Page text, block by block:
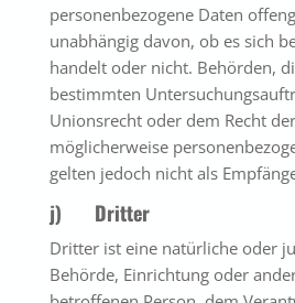
personenbezogene Daten
unabhängig davon, ob es sich
handelt oder nicht. Behörden,
bestimmten
Unionsrecht oder dem Recht
möglicherweise
gelten jedoch nicht als
j) Dritter
Dritter ist eine natürliche oder
Behörde, Einrichtung oder